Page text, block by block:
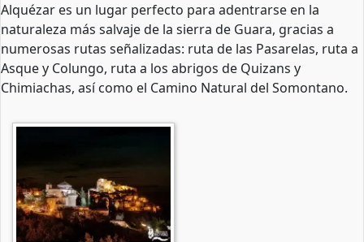
Alquézar es un lugar perfecto para adentrarse en la
naturaleza más salvaje de la sierra de Guara, gracias a
numerosas rutas señalizadas: ruta de las Pasarelas, ruta a
Asque y Colungo, ruta a los abrigos de Quizans y
Chimiachas, así como el Camino Natural del Somontano.